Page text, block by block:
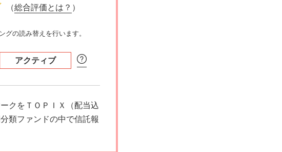
（総合評価とは？ ）
の読み替えを行います。
アクティブ
クをＴＯＰＩＸ（配当込
類ファンドの中で信託報